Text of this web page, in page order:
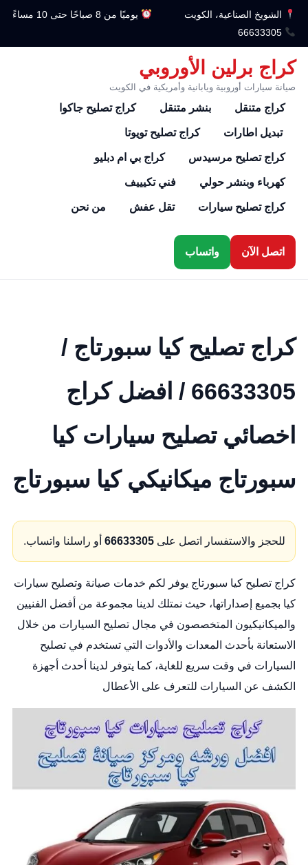
الشويخ الصناعية، الكويت
يوميًا من 8 صباحًا حتى 10 مساءً
66633305
كراج برلين الأوروبي
صيانة سيارات أوروبية ويابانية وأمريكية في الكويت
كراج متنقل بنشر متنقل كراج تصليح جاكوا
تبديل اطارات كراج تصليح تويوتا
كراج تصليح مرسيدس كراج بي ام دبليو
كهرباء وبنشر حولي فني تكيييف
كراج تصليح سيارات تقل عفش من نحن
اتصل الآن واتساب
كراج تصليح كيا سبورتاج /
66633305 / افضل كراج
اخصائي تصليح سيارات كيا
سبورتاج ميكانيكي كيا سبورتاج
للحجز والاستفسار اتصل على 66633305أو راسلنا واتساب.
كراج تصليح كيا سبورتاج يوفر لكم خدمات صيانة وتصليح سيارات
كيا بجميع إصداراتها، حيث نمتلك لدينا مجموعة من أفضل الفنيين
والميكانيكيون المتخصصون في مجال تصليح السيارات من خلال
الاستعانة بأحدث المعدات والأدوات التي تستخدم في تصليح
السيارات في وقت سريع للغاية، كما يتوفر لدينا أحدث أجهزة
الكشف عن السيارات للتعرف على الأعطال